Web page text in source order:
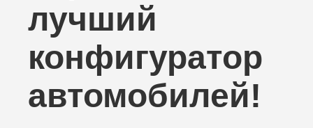
лучший
конфигуратор
автомобилей!